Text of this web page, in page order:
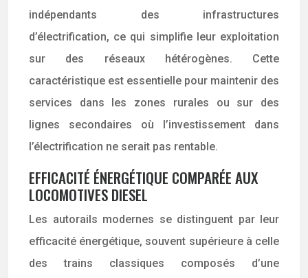
indépendants des infrastructures
d’électrification, ce qui simplifie leur exploitation
sur des réseaux hétérogènes. Cette
caractéristique est essentielle pour maintenir des
services dans les zones rurales ou sur des
lignes secondaires où l’investissement dans
l’électrification ne serait pas rentable.
EFFICACITÉ ÉNERGÉTIQUE COMPARÉE AUX
LOCOMOTIVES DIESEL
Les autorails modernes se distinguent par leur
efficacité énergétique, souvent supérieure à celle
des trains classiques composés d’une